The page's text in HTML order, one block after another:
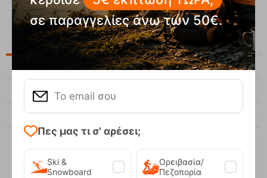
ΤΕΛΕΥΤΑΙΑ ΑΡΘΡΑ
Γιατί το πουπουλένιο μπουφάν είναι απαραίτητο στο βουνό;
Πού μπορώ να νοικιάσω Εξοπλισμό σκι στην Αθήνα;
Πώς ρυθμίζεται η πλάτη σε σακίδιο πεζοπορίας;
ΑΡΧΕΙΟ
σε παραγγελίες άνω των 50€.
Πες μας τι σ' αρέσει;
Ski &
Snowboard
Ορειβασία/
Πεζοπορία